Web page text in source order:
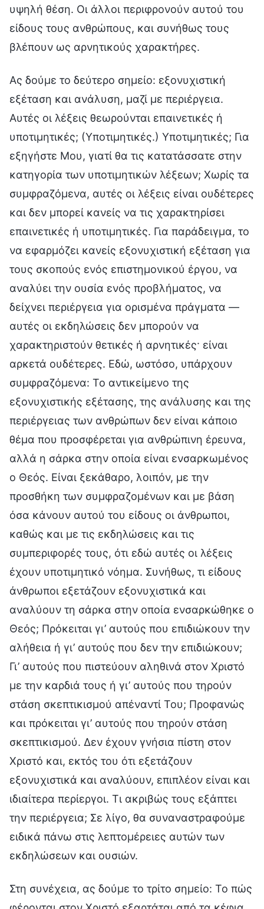
υψηλή θέση. Οι άλλοι περιφρονούν αυτού του
είδους τους ανθρώπους, και συνήθως τους
βλέπουν ως αρνητικούς χαρακτήρες.
Ας δούμε το δεύτερο σημείο: εξονυχιστική
εξέταση και ανάλυση, μαζί με περιέργεια.
Αυτές οι λέξεις θεωρούνται επαινετικές ή
υποτιμητικές; (Υποτιμητικές.) Υποτιμητικές; Για
εξηγήστε Μου, γιατί θα τις κατατάσσατε στην
κατηγορία των υποτιμητικών λέξεων; Χωρίς τα
συμφραζόμενα, αυτές οι λέξεις είναι ουδέτερες
και δεν μπορεί κανείς να τις χαρακτηρίσει
επαινετικές ή υποτιμητικές. Για παράδειγμα, το
να εφαρμόζει κανείς εξονυχιστική εξέταση για
τους σκοπούς ενός επιστημονικού έργου, να
αναλύει την ουσία ενός προβλήματος, να
δείχνει περιέργεια για ορισμένα πράγματα —
αυτές οι εκδηλώσεις δεν μπορούν να
χαρακτηριστούν θετικές ή αρνητικές· είναι
αρκετά ουδέτερες. Εδώ, ωστόσο, υπάρχουν
συμφραζόμενα: Το αντικείμενο της
εξονυχιστικής εξέτασης, της ανάλυσης και της
περιέργειας των ανθρώπων δεν είναι κάποιο
θέμα που προσφέρεται για ανθρώπινη έρευνα,
αλλά η σάρκα στην οποία είναι ενσαρκωμένος
ο Θεός. Είναι ξεκάθαρο, λοιπόν, με την
προσθήκη των συμφραζομένων και με βάση
όσα κάνουν αυτού του είδους οι άνθρωποι,
καθώς και με τις εκδηλώσεις και τις
συμπεριφορές τους, ότι εδώ αυτές οι λέξεις
έχουν υποτιμητικό νόημα. Συνήθως, τι είδους
άνθρωποι εξετάζουν εξονυχιστικά και
αναλύουν τη σάρκα στην οποία ενσαρκώθηκε ο
Θεός; Πρόκειται γι’ αυτούς που επιδιώκουν την
αλήθεια ή γι’ αυτούς που δεν την επιδιώκουν;
Γι’ αυτούς που πιστεύουν αληθινά στον Χριστό
με την καρδιά τους ή γι’ αυτούς που τηρούν
στάση σκεπτικισμού απέναντί Του; Προφανώς
και πρόκειται γι’ αυτούς που τηρούν στάση
σκεπτικισμού. Δεν έχουν γνήσια πίστη στον
Χριστό και, εκτός του ότι εξετάζουν
εξονυχιστικά και αναλύουν, επιπλέον είναι και
ιδιαίτερα περίεργοι. Τι ακριβώς τους εξάπτει
την περιέργεια; Σε λίγο, θα συναναστραφούμε
ειδικά πάνω στις λεπτομέρειες αυτών των
εκδηλώσεων και ουσιών.
Στη συνέχεια, ας δούμε το τρίτο σημείο: Το πώς